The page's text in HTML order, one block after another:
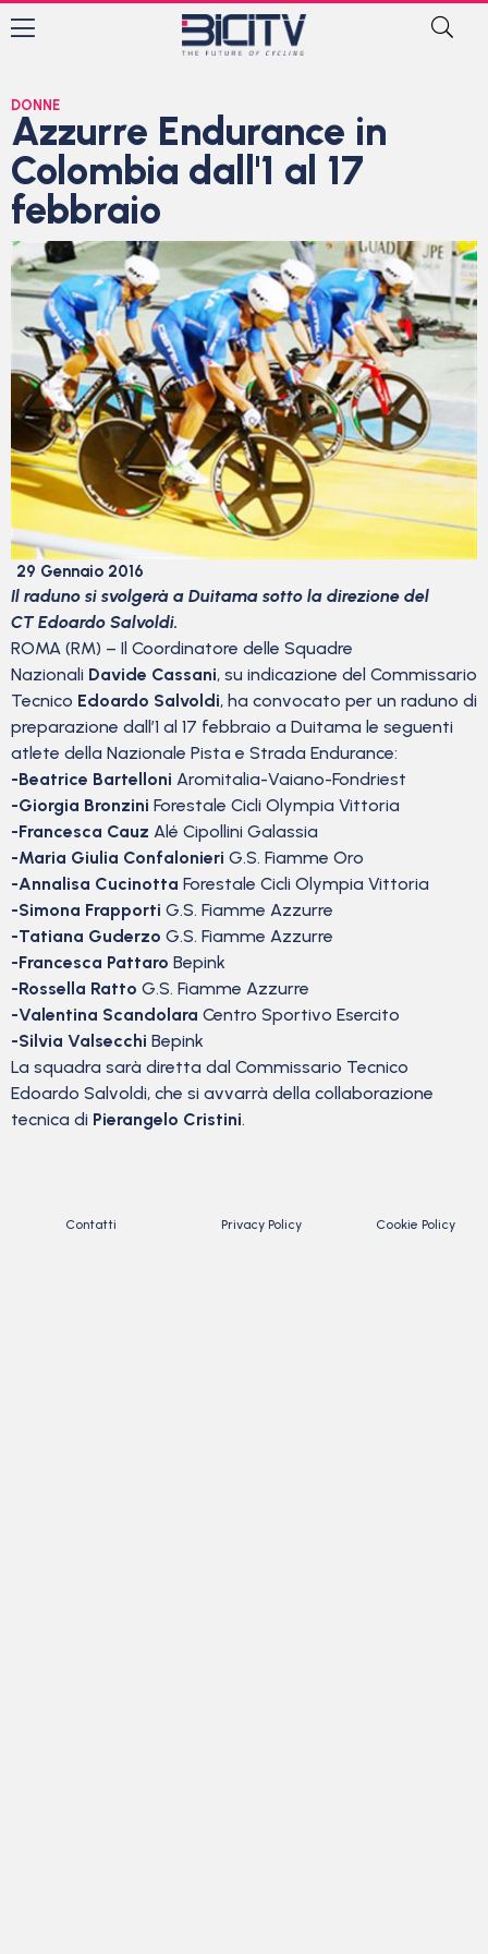
DONNE
Azzurre Endurance in
Colombia dall'1 al 17
febbraio
29 Gennaio 2016
Il raduno si svolgerà a Duitama sotto la direzione del
CT Edoardo Salvoldi.
ROMA (RM) – Il Coordinatore delle Squadre
Nazionali Davide Cassani, su indicazione del Commissario
Tecnico Edoardo Salvoldi, ha convocato per un raduno di
preparazione dall’1 al 17 febbraio a Duitama le seguenti
atlete della Nazionale Pista e Strada Endurance:
-Beatrice Bartelloni Aromitalia-Vaiano-Fondriest
-Giorgia Bronzini Forestale Cicli Olympia Vittoria
-Francesca Cauz Alé Cipollini Galassia
-Maria Giulia Confalonieri G.S. Fiamme Oro
-Annalisa Cucinotta Forestale Cicli Olympia Vittoria
-Simona Frapporti G.S. Fiamme Azzurre
-Tatiana Guderzo G.S. Fiamme Azzurre
-Francesca Pattaro Bepink
-Rossella Ratto G.S. Fiamme Azzurre
-Valentina Scandolara Centro Sportivo Esercito
-Silvia Valsecchi Bepink
La squadra sarà diretta dal Commissario Tecnico
Edoardo Salvoldi, che si avvarrà della collaborazione
tecnica di Pierangelo Cristini.
Contatti Privacy Policy Cookie Policy